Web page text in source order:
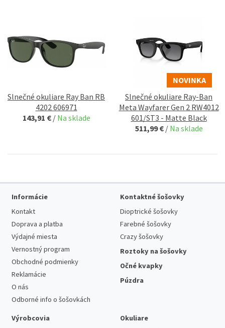
Slnečné okuliare Ray Ban RB
4202 606971
143,91 € / Na sklade
NOVINKA
Slnečné okuliare Ray-Ban
Meta Wayfarer Gen 2 RW4012
601/ST3 - Matte Black
511,99 € / Na sklade
Informácie
Kontakt
Doprava a platba
Výdajné miesta
Vernostný program
Obchodné podmienky
Reklamácie
O nás
Odborné info o šošovkách
Kontaktné šošovky
Dioptrické šošovky
Farebné šošovky
Crazy šošovky
Roztoky na šošovky
Očné kvapky
Púzdra
Výrobcovia
Okuliare